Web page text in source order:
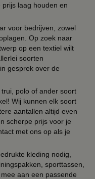
laag houden en
voor bedrijven, zowel
Op zoek naar
op een textiel wilt
soorten
gesprek over de
polo of ander soort
Wij kunnen elk soort
aantallen altijd even
scherpe prijs voor je
met ons op als je
kleding nodig,
sporttassen,
aan een passende